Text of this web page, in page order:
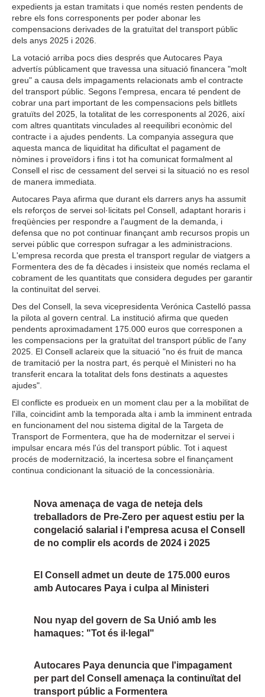
expedients ja estan tramitats i que només resten pendents de
rebre els fons corresponents per poder abonar les
compensacions derivades de la gratuïtat del transport públic
dels anys 2025 i 2026.
La votació arriba pocs dies després que Autocares Paya
advertís públicament que travessa una situació financera "molt
greu" a causa dels impagaments relacionats amb el contracte
del transport públic. Segons l'empresa, encara té pendent de
cobrar una part important de les compensacions pels bitllets
gratuïts del 2025, la totalitat de les corresponents al 2026, així
com altres quantitats vinculades al reequilibri econòmic del
contracte i a ajudes pendents. La companyia assegura que
aquesta manca de liquiditat ha dificultat el pagament de
nòmines i proveïdors i fins i tot ha comunicat formalment al
Consell el risc de cessament del servei si la situació no es resol
de manera immediata.
Autocares Paya afirma que durant els darrers anys ha assumit
els reforços de servei sol·licitats pel Consell, adaptant horaris i
freqüències per respondre a l'augment de la demanda, i
defensa que no pot continuar finançant amb recursos propis un
servei públic que correspon sufragar a les administracions.
L'empresa recorda que presta el transport regular de viatgers a
Formentera des de fa dècades i insisteix que només reclama el
cobrament de les quantitats que considera degudes per garantir
la continuïtat del servei.
Des del Consell, la seva vicepresidenta Verónica Castelló passa
la pilota al govern central. La institució afirma que queden
pendents aproximadament 175.000 euros que corresponen a
les compensacions per la gratuïtat del transport públic de l'any
2025. El Consell aclareix que la situació "no és fruit de manca
de tramitació per la nostra part, és perquè el Ministeri no ha
transferit encara la totalitat dels fons destinats a aquestes
ajudes".
El conflicte es produeix en un moment clau per a la mobilitat de
l'illa, coincidint amb la temporada alta i amb la imminent entrada
en funcionament del nou sistema digital de la Targeta de
Transport de Formentera, que ha de modernitzar el servei i
impulsar encara més l'ús del transport públic. Tot i aquest
procés de modernització, la incertesa sobre el finançament
continua condicionant la situació de la concessionària.
Nova amenaça de vaga de neteja dels
treballadors de Pre-Zero per aquest estiu per la
congelació salarial i l'empresa acusa el Consell
de no complir els acords de 2024 i 2025
El Consell admet un deute de 175.000 euros
amb Autocares Paya i culpa al Ministeri
Nou nyap del govern de Sa Unió amb les
hamaques: "Tot és il·legal"
Autocares Paya denuncia que l'impagament
per part del Consell amenaça la continuïtat del
transport públic a Formentera